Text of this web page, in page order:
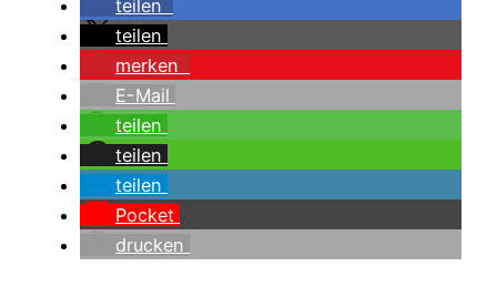
teilen
teilen
merken
E-Mail
teilen
teilen
teilen
Pocket
drucken